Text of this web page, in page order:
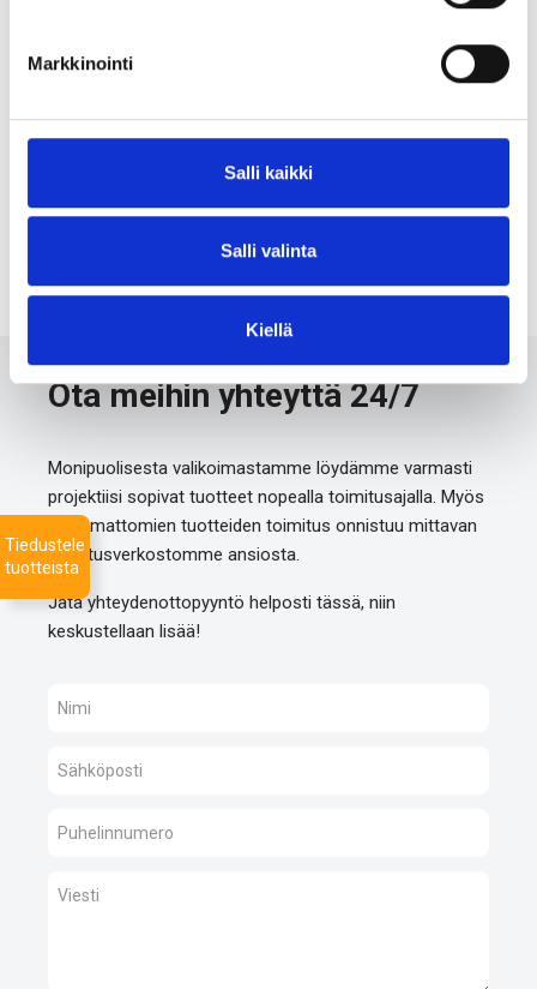
Markkinointi
Salli kaikki
Salli valinta
Kiellä
Puolikuula kumipäällysteellä Taustalevy hylsyllä 45°
Ota meihin yhteyttä 24/7
Monipuolisesta valikoimastamme löydämme varmasti
projektiisi sopivat tuotteet nopealla toimitusajalla. Myös
listaamattomien tuotteiden toimitus onnistuu mittavan
toimitusverkostomme ansiosta.
Jätä yhteydenottopyyntö helposti tässä, niin
keskustellaan lisää!
Tiedustele
tuotteista